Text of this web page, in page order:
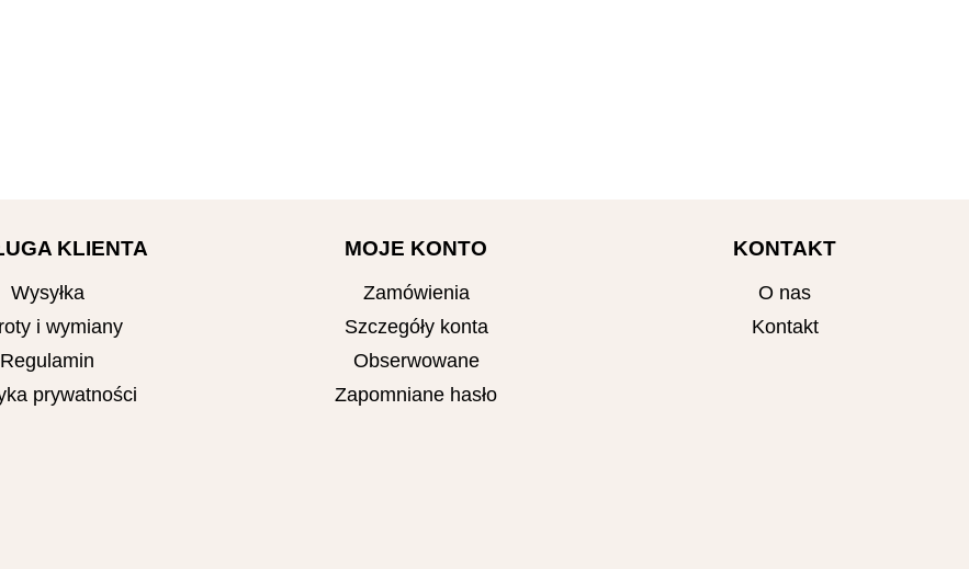
KLIENTA
Wysyłka
i wymiany
Regulamin
prywatności
MOJE KONTO
Zamówienia
Szczegóły konta
Obserwowane
Zapomniane hasło
KONTAKT
O nas
Kontakt